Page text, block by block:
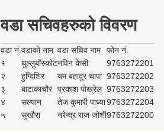
वडा सचिवहरुको विवरण
वडा नं. वडाको नाम वडा सचिव नाम
फोन नं.
१
धुल्लुबाँस्कोटनविन केसी
9763272201
२
हुग्दिशिर यम बहादुर थापा 9763272202
३
बाटाकाचौर प्रकाश पोख्रेल 9763272203
४
सल्यान तेज कुमारी पाध्या9763272204
५
सुखौरा नरेन्द्र राज जोशी9763272200